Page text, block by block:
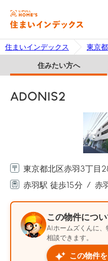
住まいインデックス 東京
住みたい方へ
ADONIS2
東京都北区赤羽3丁目
赤羽駅 徒歩15分
赤
この物件につ
AIホームズくんに
相談できます。
この物件